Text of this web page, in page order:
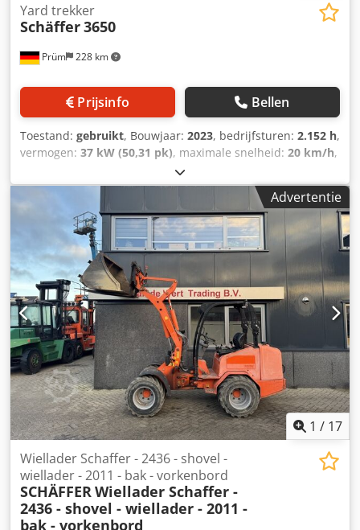
Prüm 228 km
Yard trekker
Schäffer3650
Prijsinfo Bellen
Toestand: gebruikt, Bouwjaar: 2023, bedrijfsturen: 2.152 h,
vermogen: 37 kW (50,31 pk), maximale snelheid: 20 km/h,
Bedrijfstijden: 2152; voorzien van ROPS-
beschermingsbeugel voor de bestuurder; Kubota-
dieselmotor D1803-CR-T; 37 kW = 50 pk; achtergewicht-
eindplaat; snelle versnelling 20 km/u; hydraulische
gereedschapsvergrendeling; veiligheidssysteem; speciale
uitrusting; achteras met verbrede spatborden;
ballastgewicht 100 kg; banden 15.0/55-17 AS, 6-gaats, ET
-45; tandwielpomp, versterkt, 19 ccm (vereist een 37 kW-
motor); set werklampen, LED, 800 lumen (2x voor en 1x
achter); opnameframe, Euro-W; hydraulische
vergrendeling; sleepinrichting met bout en sjorogen;
opslaglocatie: HIS Hanau. Dcsdpfsxmrvusx Anzjk
Advertentie
1 / 17
Wiellader Schaffer - 2436 - shovel -
wiellader - 2011 - bak - vorkenbord
SCHÄFFERWiellader Schaffer -
2436 - shovel - wiellader - 2011 -
bak - vorkenbord